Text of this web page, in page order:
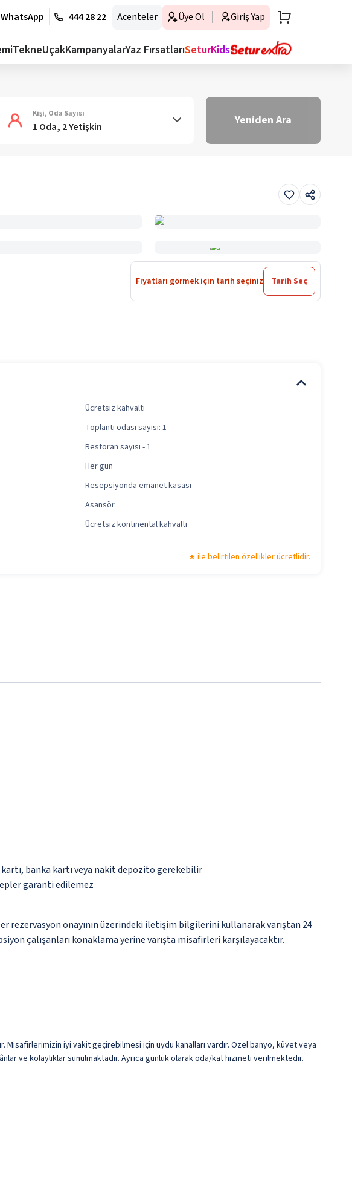
WhatsApp 444 28 22 Acenteler Üye Ol Giriş Yap
TekneUçakKampanyalarYaz FırsatlarıSeturKids
Kişi, Oda Sayısı
1 Oda, 2 Yetişkin Yeniden Ara
Fiyatları görmek için tarih seçiniz Tarih Seç
Ücretsiz kahvaltı
Toplantı odası sayısı: 1
Restoran sayısı - 1
Her gün
Resepsiyonda emanet kasası
Asansör
Ücretsiz kontinental kahvaltı
ile belirtilen özellikler ücretlidir.
banka kartı veya nakit depozito gerekebilir
garanti edilemez
onayının üzerindeki iletişim bilgilerini kullanarak varıştan 24
çalışanları konaklama yerine varışta misafirleri karşılayacaktır.
iyi vakit geçirebilmesi için uydu kanalları vardır. Özel banyo, küvet veya
ve kolaylıklar sunulmaktadır. Ayrıca günlük olarak oda/kat hizmeti verilmektedir.